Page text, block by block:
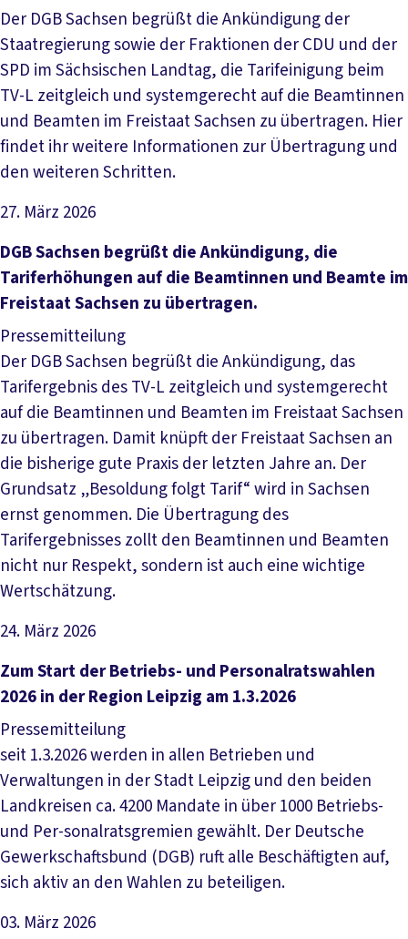
Der DGB Sachsen begrüßt die Ankündigung der
Staatregierung sowie der Fraktionen der CDU und der
SPD im Sächsischen Landtag, die Tarifeinigung beim
TV-L zeitgleich und systemgerecht auf die Beamtinnen
und Beamten im Freistaat Sachsen zu übertragen. Hier
findet ihr weitere Informationen zur Übertragung und
den weiteren Schritten.
27. März 2026
Artikel lesen
DGB Sachsen begrüßt die Ankündigung, die
Tariferhöhungen auf die Beamtinnen und Beamte im
Freistaat Sachsen zu übertragen.
Pressemitteilung
Der DGB Sachsen begrüßt die Ankündigung, das
Tarifergebnis des TV-L zeitgleich und systemgerecht
auf die Beamtinnen und Beamten im Freistaat Sachsen
zu übertragen. Damit knüpft der Freistaat Sachsen an
die bisherige gute Praxis der letzten Jahre an. Der
Grundsatz „Besoldung folgt Tarif“ wird in Sachsen
ernst genommen. Die Übertragung des
Tarifergebnisses zollt den Beamtinnen und Beamten
nicht nur Respekt, sondern ist auch eine wichtige
Wertschätzung.
24. März 2026
Artikel lesen
Zum Start der Betriebs- und Personalratswahlen
2026 in der Region Leipzig am 1.3.2026
Pressemitteilung
seit 1.3.2026 werden in allen Betrieben und
Verwaltungen in der Stadt Leipzig und den beiden
Landkreisen ca. 4200 Mandate in über 1000 Betriebs-
und Per-sonalratsgremien gewählt. Der Deutsche
Gewerkschaftsbund (DGB) ruft alle Beschäftigten auf,
sich aktiv an den Wahlen zu beteiligen.
03. März 2026